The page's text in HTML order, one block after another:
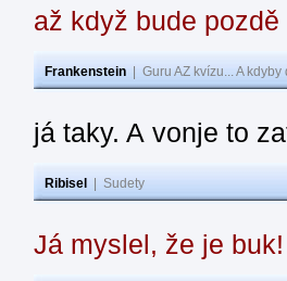
až když bude pozdě
Frankenstein Guru AZ kvízu... A
já taky. A vonje to
Ribisel Sudety
Já myslel, že je